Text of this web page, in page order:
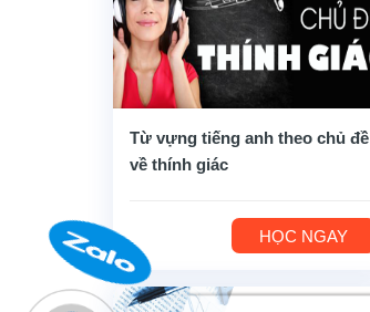
Từ vựng tiếng anh theo chủ đề
về thính giác
HỌC NGAY